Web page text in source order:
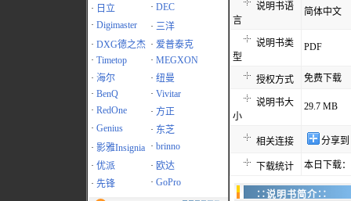
· 日立 · DEC
· Digimaster · 三洋
· DXG德之杰 · 爱普泰克
· Timetop · MEGXON
· 海尔 · 纽曼
· BenQ · Vivitar
· RedOne · 方正
· Genius · 东芝
· 影雅Insignia · brinno
· 优派 · 欧达
· 先锋 · GoPro
说明书语
言
简体中文
说明书类
型
PDF
授权方式 免费下载
说明书大
小
29.7 MB
相关连接 分享
下载统计 本日下载
∷说明书简介∷